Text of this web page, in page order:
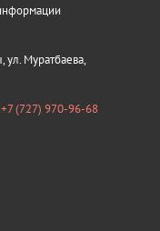
ул. Муратбаева,
+7 (727) 970-96-68